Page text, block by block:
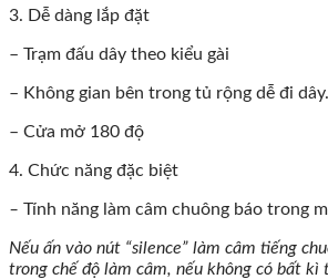
3. Dễ dàng lắp đặt
– Trạm đấu dây theo kiểu gài
– Không gian bên trong tủ rộng dễ đi dây.
– Cửa mở 180 độ
4. Chức năng đặc biệt
– Tính năng làm câm chuông báo trong
Nếu ấn vào nút “silence” làm câm tiếng
trong chế độ làm câm, nếu không có bất